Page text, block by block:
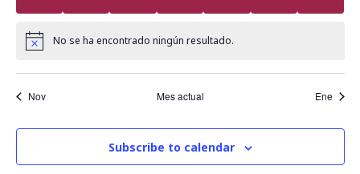
a
n
d
e
d
a
i
NoticeNo se ha encontrado ningún resultado.
Nov Mes actual Ene
Subscribe to calendar